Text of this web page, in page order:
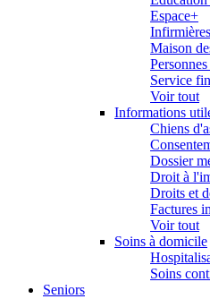
Espace+
Maison
Service
Voir tout
Informations
Chiens
Dossier
Droit à
Droits et
Factures
Voir tout
Soins à domicile
Soins
Seniors